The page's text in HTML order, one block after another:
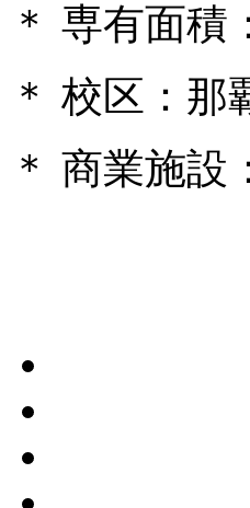
＊ 専有面積
＊ 校区：那
＊ 商業施